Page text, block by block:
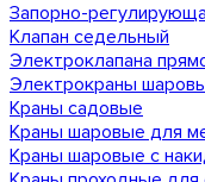
Запорно-
Клапан седельный
Электроклапана
Электрокраны
Краны садовые
Краны шаровые для
Краны шаровые с